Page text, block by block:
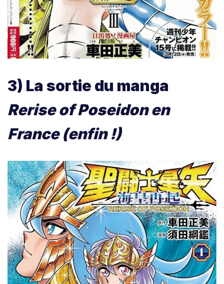
3) La sortie du manga
Rerise of Poseidon en
France (enfin !)